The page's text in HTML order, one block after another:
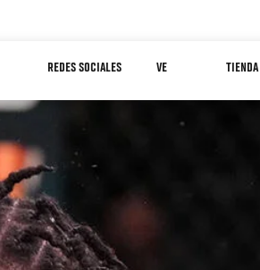
REDES SOCIALES VE TIENDA